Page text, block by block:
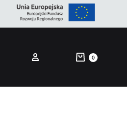
Search
Cart
0